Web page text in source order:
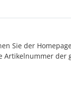
Sie der
Artikelnummer der